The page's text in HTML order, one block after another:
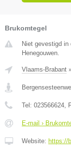
Brukomtegel
Niet gevestigd
Henegouwen.
Vlaams-Brabant
Tel: 023566624,
E-mail ›
Website: https://